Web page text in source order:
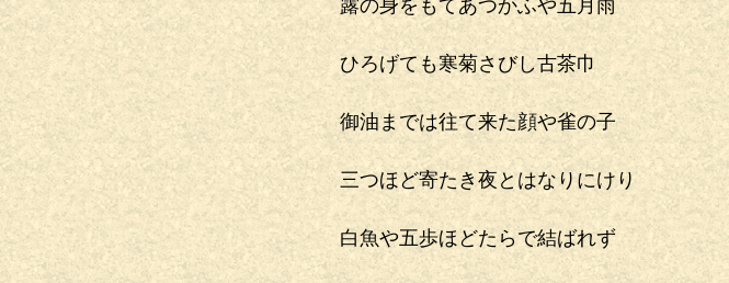
露の身をもてあつかふや五月雨
ひろげても寒菊さびし古茶巾
御油までは往て来た顔や雀の子
三つほど寄たき夜とはなりにけり
白魚や五歩ほどたらで結ばれず